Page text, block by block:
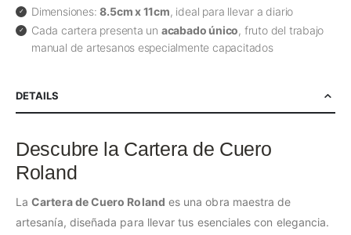
Dimensiones:8.5cm x 11cm, ideal para llevar a diario
Cada cartera presenta un acabado único, fruto del trabajo
manual de artesanos especialmente capacitados
DETAILS
Descubre la Cartera de Cuero
Roland
LaCartera de Cuero Roland es una obra maestra de
artesanía, diseñada para llevar tus esenciales con elegancia.